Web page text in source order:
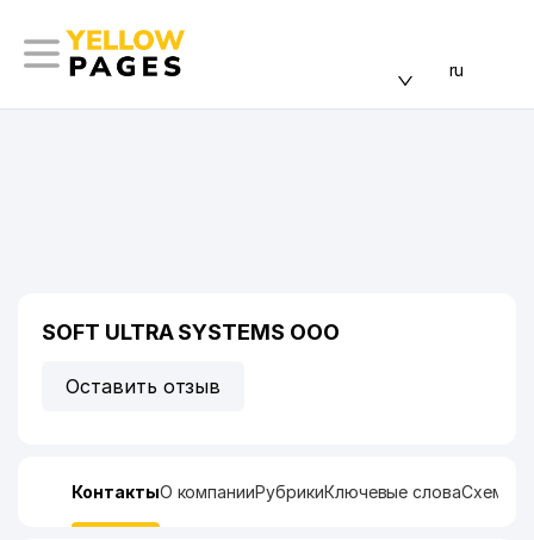
ru
SOFT ULTRA SYSTEMS ООО
Оставить отзыв
КонтактыО компанииРубрикиКлючевые словаСхема